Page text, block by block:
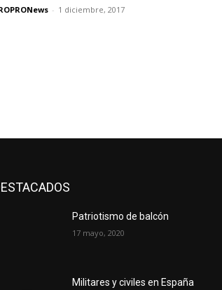
- 1 diciembre, 2017
Patriotismo de balcón
17 mayo, 2020
Militares y civiles en España